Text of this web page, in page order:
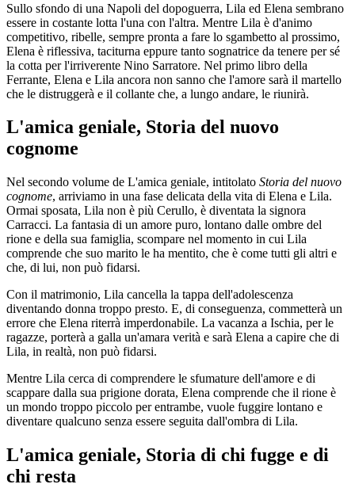
Sullo sfondo di una Napoli del dopoguerra, Lila ed Elena sembrano
essere in costante lotta l'una con l'altra. Mentre Lila è d'animo
competitivo, ribelle, sempre pronta a fare lo sgambetto al prossimo,
Elena è riflessiva, taciturna eppure tanto sognatrice da tenere per sé
la cotta per l'irriverente Nino Sarratore. Nel primo libro della
Ferrante, Elena e Lila ancora non sanno che l'amore sarà il martello
che le distruggerà e il collante che, a lungo andare, le riunirà.
L'amica geniale, Storia del nuovo
cognome
Nel secondo volume de L'amica geniale, intitolato Storia del nuovo
cognome, arriviamo in una fase delicata della vita di Elena e Lila.
Ormai sposata, Lila non è più Cerullo, è diventata la signora
Carracci. La fantasia di un amore puro, lontano dalle ombre del
rione e della sua famiglia, scompare nel momento in cui Lila
comprende che suo marito le ha mentito, che è come tutti gli altri e
che, di lui, non può fidarsi.
Con il matrimonio, Lila cancella la tappa dell'adolescenza
diventando donna troppo presto. E, di conseguenza, commetterà un
errore che Elena riterrà imperdonabile. La vacanza a Ischia, per le
ragazze, porterà a galla un'amara verità e sarà Elena a capire che di
Lila, in realtà, non può fidarsi.
Mentre Lila cerca di comprendere le sfumature dell'amore e di
scappare dalla sua prigione dorata, Elena comprende che il rione è
un mondo troppo piccolo per entrambe, vuole fuggire lontano e
diventare qualcuno senza essere seguita dall'ombra di Lila.
L'amica geniale, Storia di chi fugge e di
chi resta